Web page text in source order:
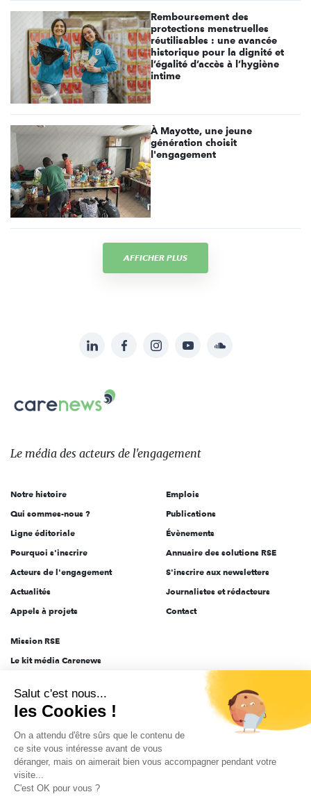
Remboursement des
protections menstruelles
réutilisables : une avancée
historique pour la dignité et
l’égalité d’accès à l’hygiène
intime
À Mayotte, une jeune
génération choisit
l'engagement
AFFICHER PLUS
sur:
LinkedInFacebookInstagramYouTubeSoundcloud
Carenews,
Le
des
l'engagement
Le média des acteurs de l'engagement
Notre histoire
Qui sommes-nous ?
Ligne éditoriale
Pourquoi s'inscrire
Acteurs de l'engagement
Actualités
Appels à projets
Emplois
Publications
Évènements
Annuaire des solutions RSE
S'inscrire aux newsletters
Journalistes et rédacteurs
Contact
Mission RSE
Le kit média Carenews
AEF info
Novethic
PRODURABLE
Inclusiv Day
Salut c'est nous...
les Cookies !
On a attendu d'être sûrs que le contenu de
ce site vous intéresse avant de vous
déranger, mais on aimerait bien vous accompagner pendant votre
visite...
C'est OK pour vous ?